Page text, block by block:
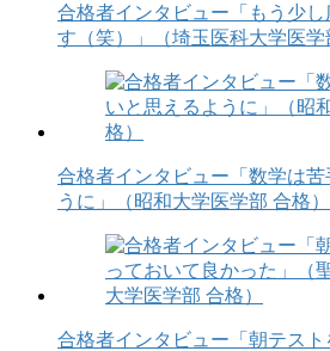
合格者インタビュー「もう少
す（笑）」（埼玉医科大学医学
合格者インタビュー「数学は
うに」（昭和大学医学部 合格）
合格者インタビュー「朝テス